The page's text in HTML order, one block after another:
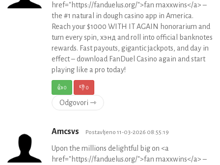
href="https://fanduelus.org/">fan maxxwins</a> –
the #1 natural in dough casino app in America.
Reach your $1000 WITH IT AGAIN honorarium and
turn every spin, хэнд and roll into official banknotes
rewards. Fast payouts, gigantic jackpots, and day in
effect – download FanDuel Casino again and start
playing like a pro today!
👍0 👎0
Odgovori ⇾
Amcsvs Postavljeno 11-03-2026 08:55:19
Upon the millions delightful big on <a
href="https://fanduelus.org/">fan maxxwins</a> –